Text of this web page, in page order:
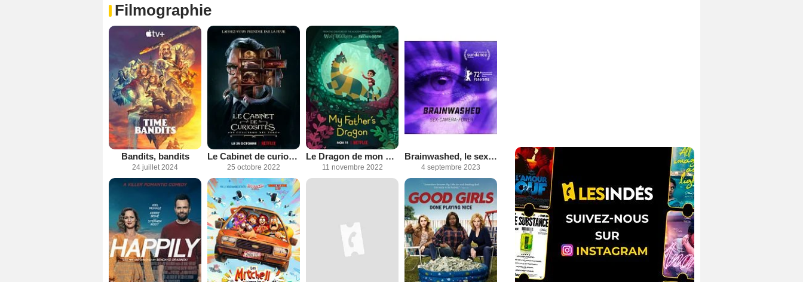
Filmographie
Bandits, bandits
24 juillet 2024
Le Cabinet de curiosités de Guillermo del Toro
25 octobre 2022
Le Dragon de mon père
11 novembre 2022
Brainwashed, le sexisme au cinéma
4 septembre 2023